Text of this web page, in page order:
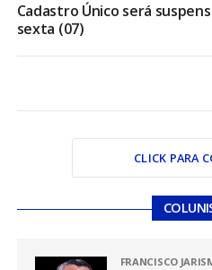
Cadastro Único será
sexta (07)
CLICK PARA
FRANCISCO